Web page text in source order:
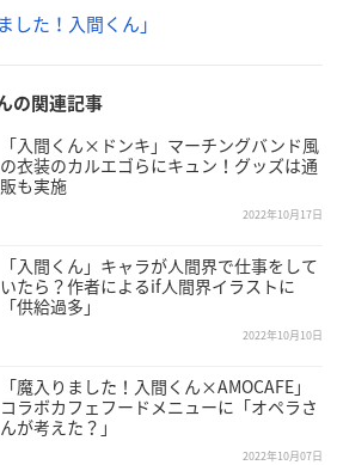
した！入間くん」
の関連記事
「入間くん×ドンキ」マーチングバンド風
の衣装のカルエゴらにキュン！グッズは通
販も実施
2022年10月17日
「入間くん」キャラが人間界で仕事をして
いたら？作者によるif人間界イラストに
「供給過多」
2022年10月10日
「魔入りました！入間くん×AMOCAFE」
コラボカフェフードメニューに「オペラさ
んが考えた？」
2022年10月07日